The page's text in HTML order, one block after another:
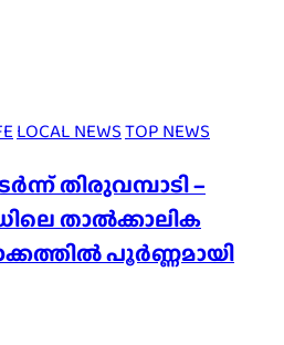
LOCAL NEWSTOP NEWS
തിരുവമ്പാടി –
താൽക്കാലിക
പൂർണ്ണമായി